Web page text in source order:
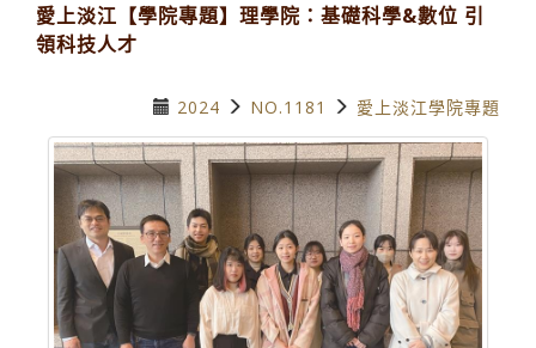
愛上淡江【學院專題】理學院：基礎科學&數位 引
領科技人才
2024 NO.1181 愛上淡江學院專題